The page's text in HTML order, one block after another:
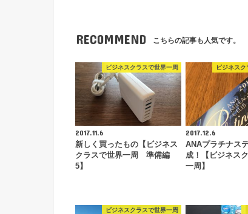
RECOMMEND こちらの記事も人気です。
ビジネスクラスで世界一周
2017.11.6
新しく買ったもの【ビジネス
クラスで世界一周 準備編
5】
ビジネス
2017.12.6
ANAプラチナス
成！【ビジネス
一周】
ビジネスクラスで世界一周